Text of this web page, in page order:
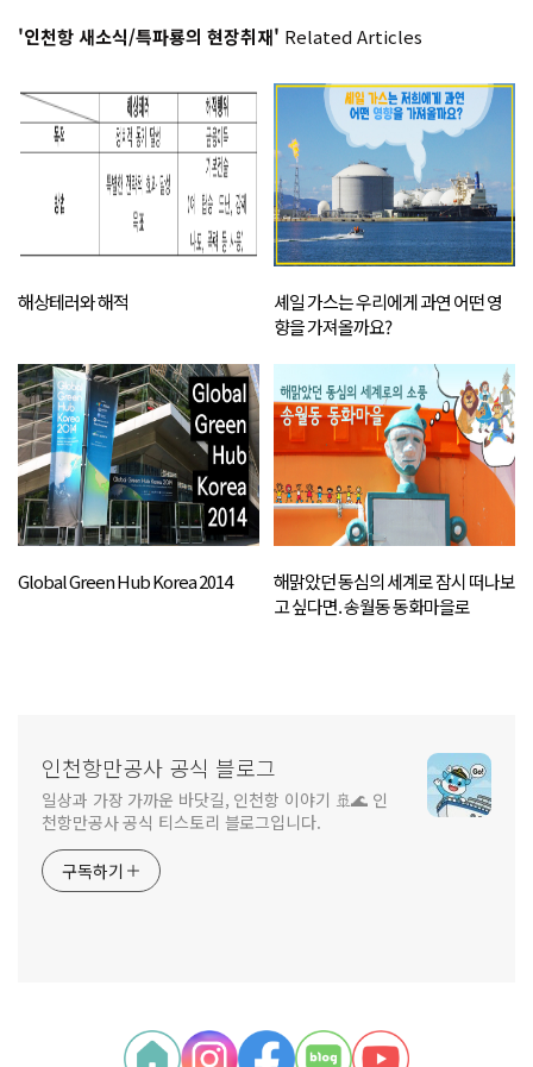
'인천항 새소식/특파룡의 현장취재' Related Articles
해상테러와 해적
셰일 가스는 우리에게 과연 어떤 영
향을 가져올까요?
Global Green Hub Korea 2014
해맑았던 동심의 세계로 잠시 떠나보
고 싶다면. 송월동 동화마을로
인천항만공사 공식 블로그
일상과 가장 가까운 바닷길, 인천항 이야기 🚢🌊 인
천항만공사 공식 티스토리 블로그입니다.
구독하기